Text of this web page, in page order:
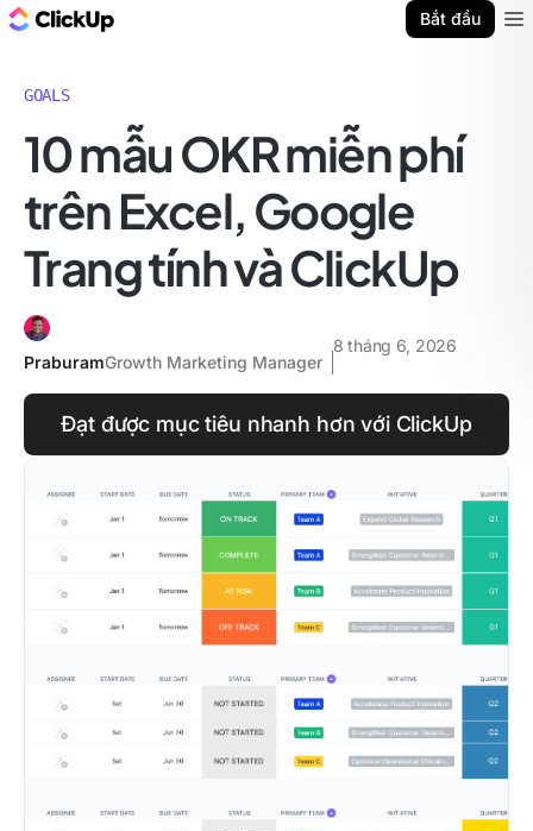
Bắt đầu
GOALS
10 mẫu OKR miễn phí
trên Excel, Google
Trang tính và ClickUp
PraburamGrowth Marketing Manager
8 tháng 6, 2026
Đạt được mục tiêu nhanh hơn với ClickUp